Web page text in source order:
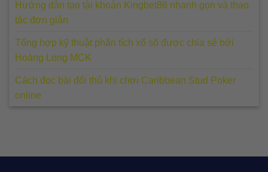
Hướng dẫn tạo tài khoản Kingbet86 nhanh gọn và thao
tác đơn giản
Tổng hợp kỹ thuật phân tích xổ số được chia sẻ bởi
Hoàng Long MCK
Cách đọc bài đối thủ khi chơi Caribbean Stud Poker
online